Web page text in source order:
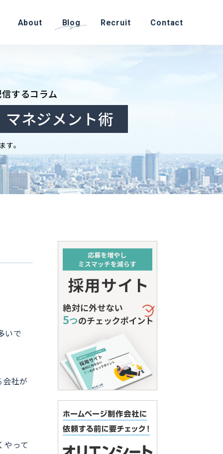
About Blog Recruit Contact
するコラム
ネジメント術
。
いで
社が
やって